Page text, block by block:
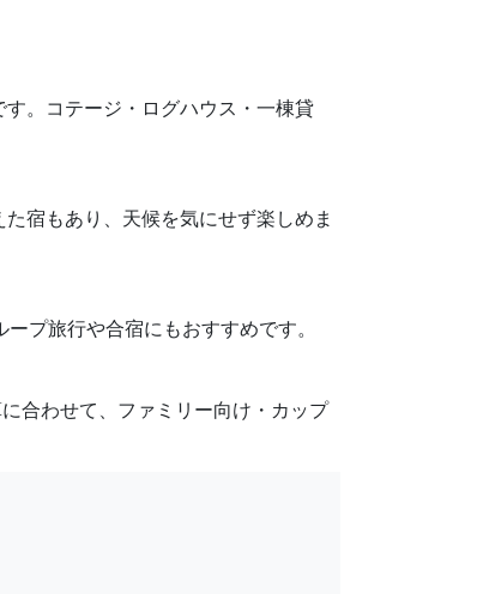
。コテージ・ログハウス・一棟貸
宿もあり、天候を気にせず楽しめま
プ旅行や合宿にもおすすめです。
合わせて、ファミリー向け・カップ